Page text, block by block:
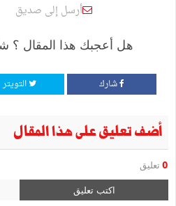
أرسل إلى صديق
هل أعجبك هذا المقال ؟
شارك التويتر
أضف تعليق على هذا المقال
0 تعليق
اكتب تعليق